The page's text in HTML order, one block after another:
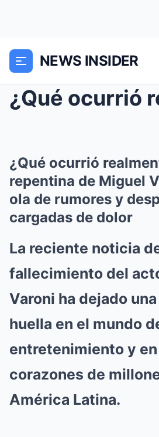
NEWS INSIDER
¿Qué ocurrió
repentina de Miguel
ola de rumores y
cargadas de dolor
La reciente noticia
fallecimiento del
Varoni ha dejado
huella en el mundo
entretenimiento y
corazones de
América Latina.